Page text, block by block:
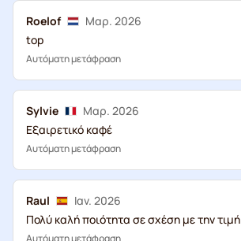
Roelof
Μαρ. 2026
top
Αυτόματη μετάφραση
Sylvie
Μαρ. 2026
Εξαιρετικό καφέ
Αυτόματη μετάφραση
Raul
Ιαν. 2026
Πολύ καλή ποιότητα σε σχέση με την τιμή
Αυτόματη μετάφραση